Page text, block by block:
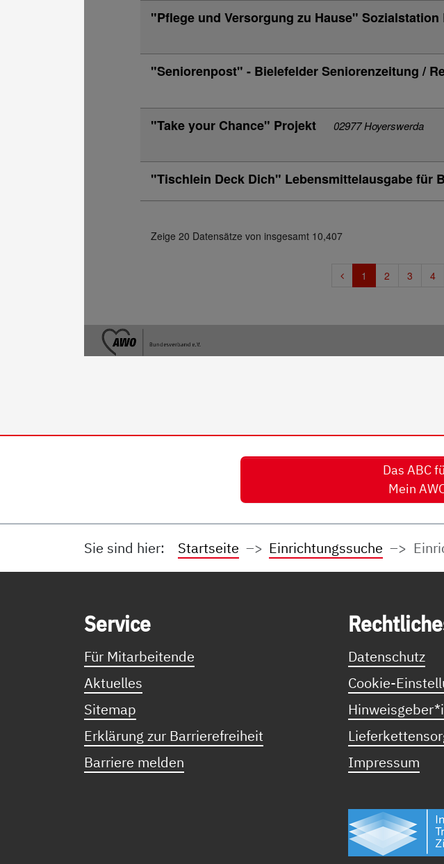
Das ABC
Mein
Sie sind hier: Startseite Einrichtungssuche
Ser­vice
Für Mitarbeitende
Aktuelles
Sitemap
Erklärung zur Barrierefreiheit
Barriere melden
Datenschutz
Cookie-
Impressum